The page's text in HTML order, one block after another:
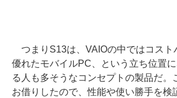
つまりS13は、VAIOの中ではコスト
優れたモバイルPC、という立ち位置
る人も多そうなコンセプトの製品だ。
お借りしたので、性能や使い勝手を検